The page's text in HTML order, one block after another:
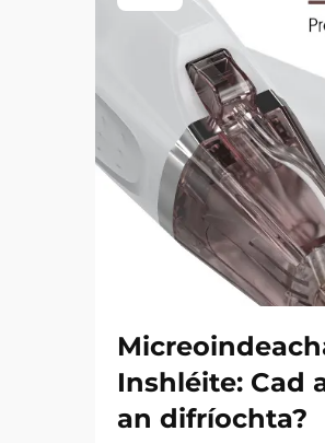
Inshléite: Cad
an difríochta?